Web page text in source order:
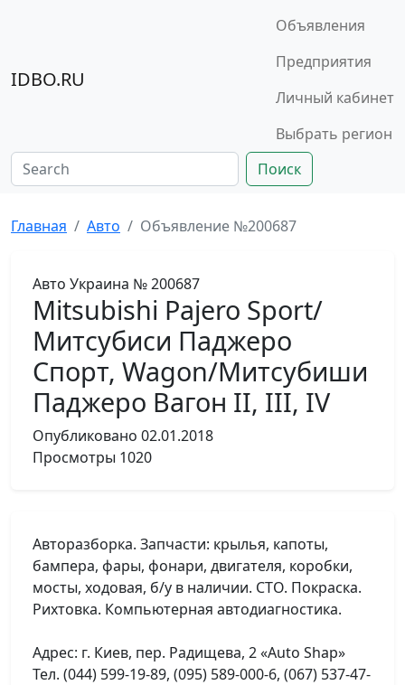
IDBO.RU
Объявления
Предприятия
Личный кабинет
Выбрать регион
Поиск
Главная Авто Объявление №200687
Авто Украина № 200687
Mitsubishi Pajero Sport/
Митсубиси Паджеро
Спорт, Wagon/Митсубиши
Паджеро Вагон II, III, IV
Опубликовано 02.01.2018
Просмотры 1020
Авторазборка. Запчасти: крылья, капоты,
бампера, фары, фонари, двигателя, коробки,
мосты, ходовая, б/у в наличии. СТО. Покраска.
Рихтовка. Компьютерная автодиагностика.
Адрес: г. Киев, пер. Радищева, 2 «Auto Shap»
Тел. (044) 599-19-89, (095) 589-000-6, (067) 537-47-